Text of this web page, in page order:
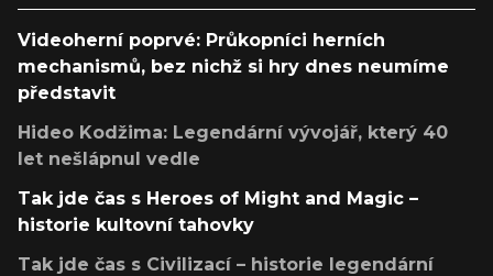
Videoherní poprvé: Průkopníci herních
mechanismů, bez nichž si hry dnes neumíme
představit
Hideo Kodžima: Legendární vývojář, který 40
let nešlápnul vedle
Tak jde čas s Heroes of Might and Magic –
historie kultovní tahovky
Tak jde čas s Civilizací – historie legendární